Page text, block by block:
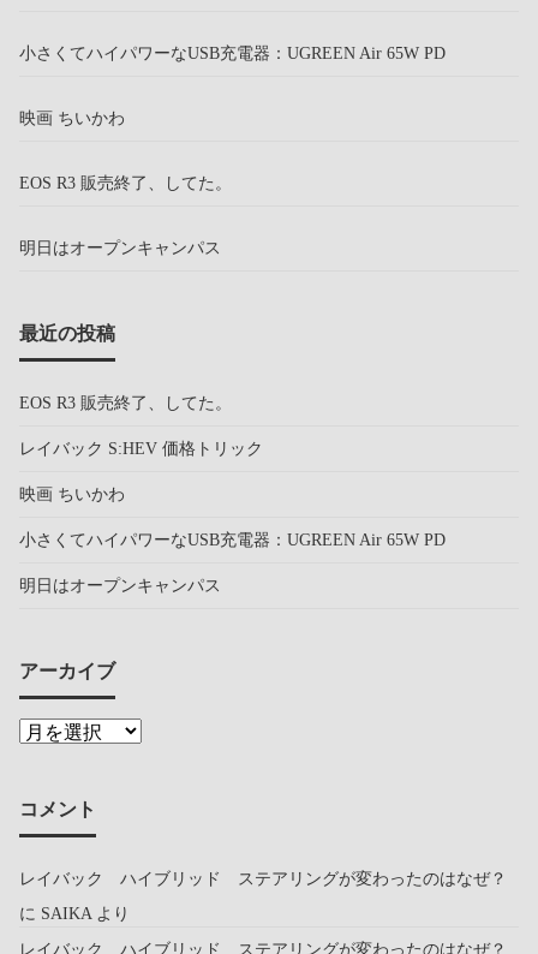
小さくてハイパワーなUSB充電器：UGREEN Air 65W PD
映画 ちいかわ
EOS R3 販売終了、してた。
明日はオープンキャンパス
最近の投稿
EOS R3 販売終了、してた。
レイバック S:HEV 価格トリック
映画 ちいかわ
小さくてハイパワーなUSB充電器：UGREEN Air 65W PD
明日はオープンキャンパス
アーカイブ
コメント
レイバック ハイブリッド ステアリングが変わったのはなぜ？
に SAIKAより
レイバック ハイブリッド ステアリングが変わったのはなぜ？